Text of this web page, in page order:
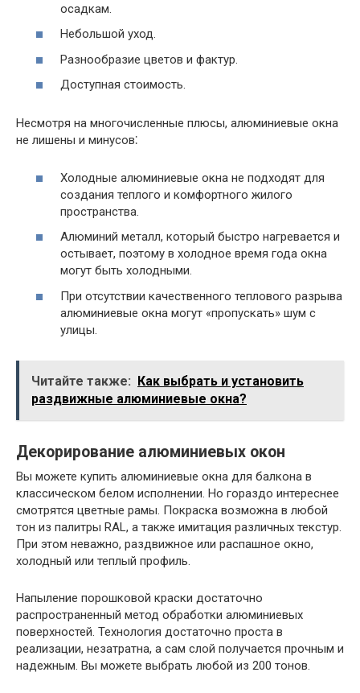
осадкам.
Небольшой уход.
Разнообразие цветов и фактур.
Доступная стоимость.
Несмотря на многочисленные плюсы, алюминиевые окна
не лишены и минусов⁚
Холодные алюминиевые окна не подходят для
создания теплого и комфортного жилого
пространства.
Алюминий металл, который быстро нагревается и
остывает, поэтому в холодное время года окна
могут быть холодными.
При отсутствии качественного теплового разрыва
алюминиевые окна могут «пропускать» шум с
улицы.
Читайте также: Как выбрать и установить
раздвижные алюминиевые окна?
Декорирование алюминиевых окон
Вы можете купить алюминиевые окна для балкона в
классическом белом исполнении. Но гораздо интереснее
смотрятся цветные рамы. Покраска возможна в любой
тон из палитры RAL, а также имитация различных текстур.
При этом неважно, раздвижное или распашное окно,
холодный или теплый профиль.
Напыление порошковой краски достаточно
распространенный метод обработки алюминиевых
поверхностей. Технология достаточно проста в
реализации, незатратна, а сам слой получается прочным и
надежным. Вы можете выбрать любой из 200 тонов.